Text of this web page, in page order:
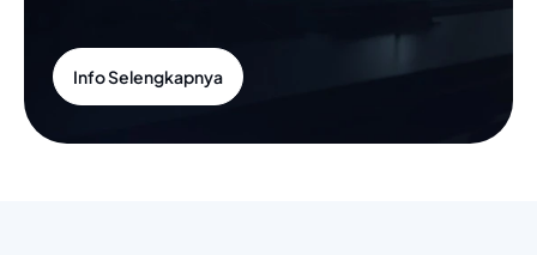
Info Selengkapnya